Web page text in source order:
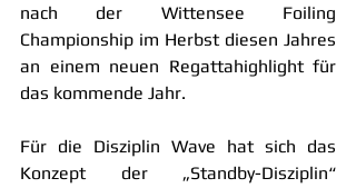
nach der Wittensee Foiling
Championship im Herbst diesen Jahres
an einem neuen Regattahighlight für
das kommende Jahr.
Für die Disziplin Wave hat sich das
Konzept der „Standby-Disziplin“